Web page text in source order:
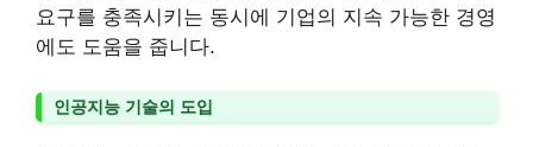
요구를 충족시키는 동시에 기업의 지속 가능한 경영
에도 도움을 줍니다.
인공지능 기술의 도입